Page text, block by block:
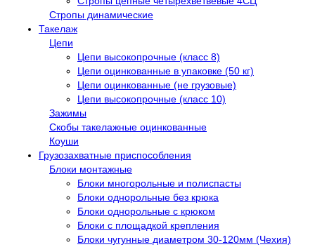
Стропы динамические
Такелаж
Цепи
Цепи высокопрочные (класс 8)
Цепи оцинкованные в упаковке (50 кг)
Цепи оцинкованные (не грузовые)
Цепи высокопрочные (класс 10)
Зажимы
Скобы такелажные оцинкованные
Коуши
Грузозахватные приспособления
Блоки монтажные
Блоки многорольные и полиспасты
Блоки однорольные без крюка
Блоки однорольные с крюком
Блоки с площадкой крепления
Блоки чугунные диаметром 30-120мм (Чехия)